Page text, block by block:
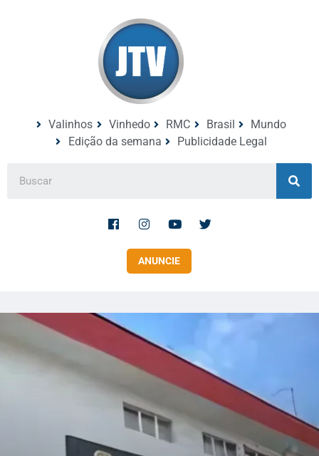
Valinhos Vinhedo RMC Brasil
Mundo
Edição da semana
Publicidade Legal
ANUNCIE